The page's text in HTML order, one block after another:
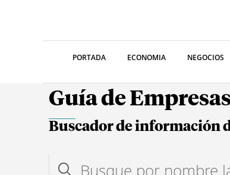
PORTADA ECONOMIA NEGOCIOS
Guía de
Buscador de información